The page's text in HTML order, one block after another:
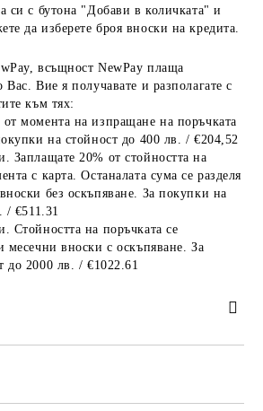
си с бутона "Добави в количката" и
да изберете броя вноски на кредита.
всъщност NewPay плаща
Вие я получавате и разполагате с
към тях:
момента на изпращане на поръчката
на стойност до 400 лв. / €204,52
Заплащате 20% от стойността на
с карта. Останалата сума се разделя
без оскъпяване. За покупки на
/ €511.31
Стойността на поръчката се
месечни вноски с оскъпяване. За
до 2000 лв. / €1022.61